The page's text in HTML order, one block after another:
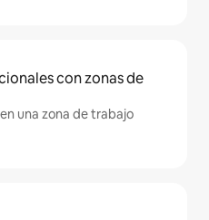
con zonas de
una zona de trabajo